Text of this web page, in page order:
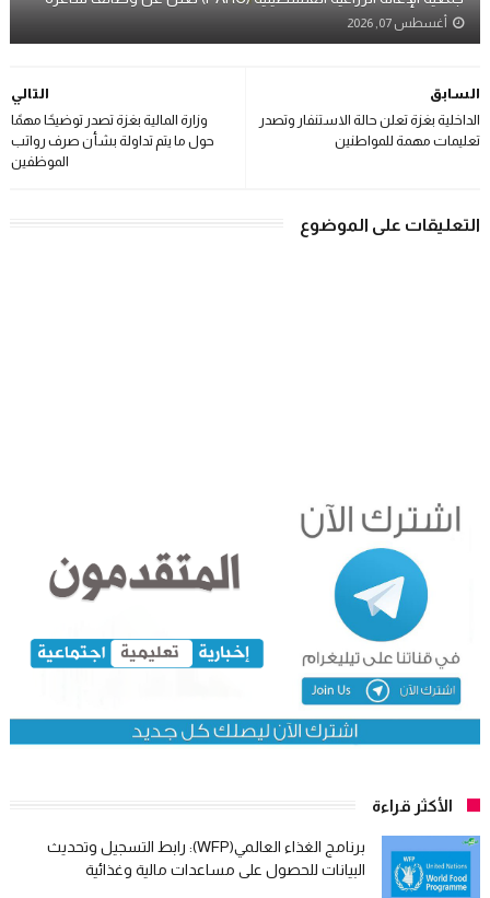
أغسطس 07, 2026
التالي
وزارة المالية بغزة تصدر توضيحًا مهمًا
حول ما يتم تداولة بشأن صرف رواتب
الموظفين
السابق
الداخلية بغزة تعلن حالة الاستنفار وتصدر
تعليمات مهمة للمواطنين
التعليقات على الموضوع
الأكثر قراءة
برنامج الغذاء العالمي(WFP): رابط التسجيل وتحديث
البيانات للحصول على مساعدات مالية وغذائية